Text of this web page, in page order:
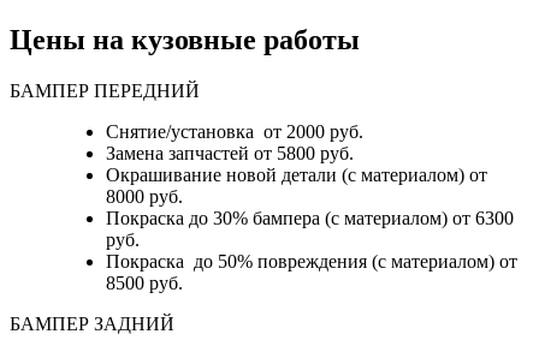
Цены на кузовные работы
БАМПЕР ПЕРЕДНИЙ
Снятие/установка от 2000 руб.
Замена запчастей от 5800 руб.
Окрашивание новой детали (с материалом) от
8000 руб.
Покраска до 30% бампера (с материалом) от 6300
руб.
Покраска до 50% повреждения (с материалом) от
8500 руб.
БАМПЕР ЗАДНИЙ